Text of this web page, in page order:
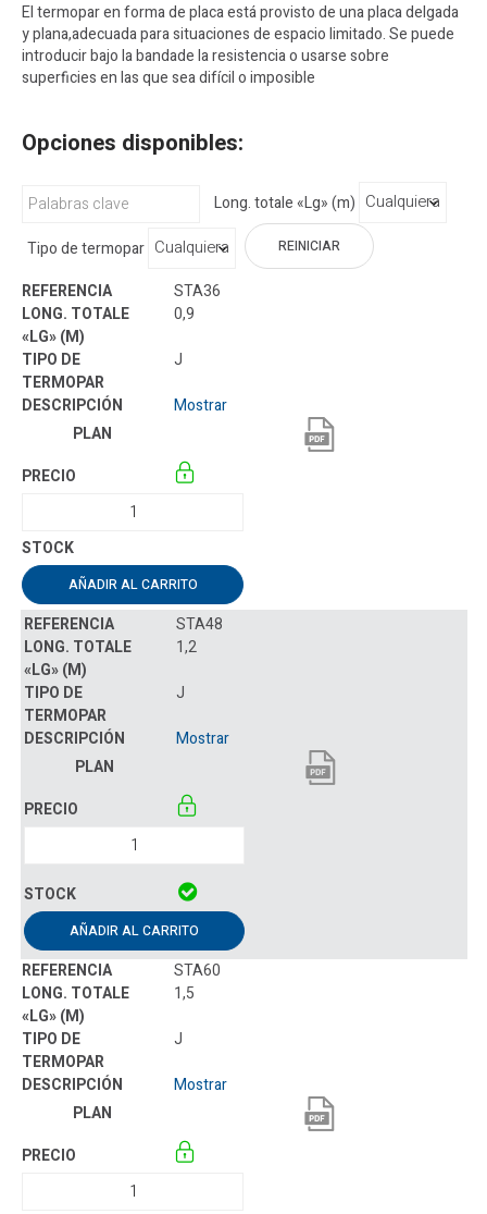
El termopar en forma de placa está provisto de una placa delgada
y plana,adecuada para situaciones de espacio limitado. Se puede
introducir bajo la bandade la resistencia o usarse sobre
superficies en las que sea difícil o imposible
Opciones disponibles:
Long. totale «Lg» (m)
Tipo de termopar
REINICIAR
STA36
0,9
J
Mostrar
AÑADIR AL CARRITO
STA48
1,2
J
Mostrar
AÑADIR AL CARRITO
STA60
1,5
J
Mostrar